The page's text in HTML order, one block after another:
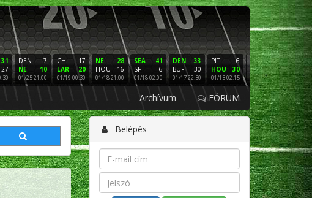
31
27
7
DEN
10
NE
01/25 21:00
17
CHI
20
LAR
01/19 00:30
28
NE
16
HOU
01/18 21:00
41
SEA
6
SF
01/18 02:00
33
DEN
30
BUF
01/17 22:30
6
PIT
30
HOU
01/13 02:15
16
NE
3
LAC
01/12 02:00
PHI
SF
01/11
Archívum FÓRUM
Belépés